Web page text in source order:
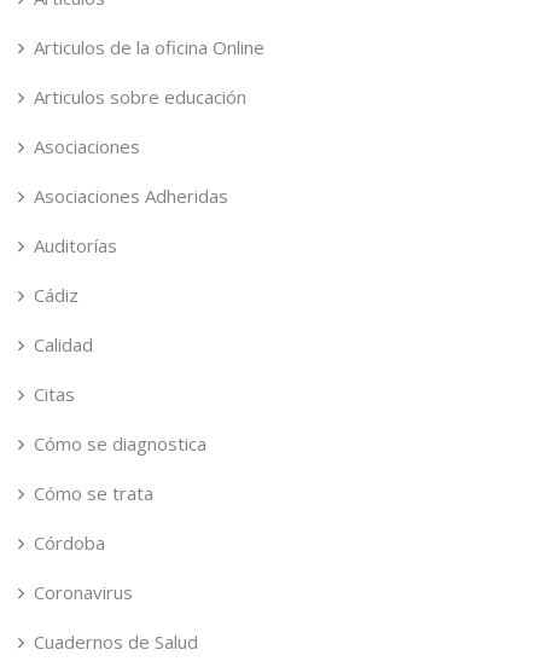
Articulos de la oficina Online
Articulos sobre educación
Asociaciones
Asociaciones Adheridas
Auditorías
Cádiz
Calidad
Citas
Cómo se diagnostica
Cómo se trata
Córdoba
Coronavirus
Cuadernos de Salud